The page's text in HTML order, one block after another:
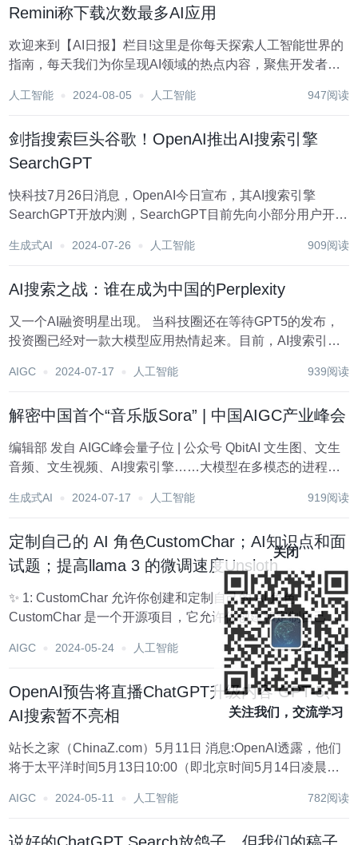
Remini称下载次数最多AI应用
欢迎来到【AI日报】栏目!这里是你每天探索人工智能世界的
指南，每天我们为你呈现AI领域的热点内容，聚焦开发者，
了解:https://top.aibase.com/ 1、媲美Perplexity!Mi...
人工智能 2024-08-05 人工智能 947阅读
剑指搜索巨头谷歌！OpenAI推出AI搜索引擎
SearchGPT
快科技7月26日消息，OpenAI今日宣布，其AI搜索引擎
SearchGPT开放内测，SearchGPT目前先向小部分用户开
SearchGPT 旨在将模型的强大能力来检索网络的信息，为用
生成式AI 2024-07-26 人工智能 909阅读
AI搜索之战：谁在成为中国的Perplexity
又一个AI融资明星出现。 当科技圈还在等待GPT5的发布，
投资圈已经对一款大模型应用热情起来。目前，AI搜索引擎
资后，Perplexity的估值将达到30亿美元。而在今年1月，其
AIGC 2024-07-17 人工智能 939阅读
解密中国首个“音乐版Sora” | 中国AIGC产业峰会
编辑部 发自 AIGC峰会量子位 | 公众号 QbitAI 文生图、文生
音频、文生视频、AI搜索引擎……大模型在多模态的进程可
热潮的前后，单是“首个”就占了四席： 发布中国首个开源...
生成式AI 2024-07-17 人工智能 919阅读
定制自己的 AI 角色CustomChar；AI知识点和面
试题；提高llama 3 的微调速度Unsloth
✨ 1: CustomChar 允许你创建和定制自己的 AI 角色
CustomChar 是一个开源项目，它允许你创建和定制自己的
AI 角色。无论是游戏中的角色，还是个人的虚拟助手（比如
电脑上的 JARVIS），甚至是在线教育体验中的虚拟...
AIGC 2024-05-24 人工智能 1001阅读
OpenAI预告将直播ChatGPT升级内容 GPT-5、
AI搜索暂不亮相
站长之家（ChinaZ.com）5月11日 消息:OpenAI透露，他们
将于太平洋时间5月13日10:00（即北京时间5月14日凌晨
创始人Sam Altman在社交媒体平台X上确认了直播的消息...
AIGC 2024-05-11 人工智能 782阅读
关闭
关注我们，交流学习